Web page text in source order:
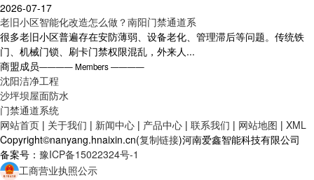
2026-07-17
老旧小区智能化改造怎么做？南阳门禁通道系
很多老旧小区普遍存在安防薄弱、设备老化、管理滞后等问题。传统铁
门、机械门锁、刷卡门禁权限混乱，外来人...
商盟成员———— Members ————
沈阳洁净工程
沙坪坝屋面防水
门禁通道系统
网站首页 | 关于我们 | 新闻中心 | 产品中心 | 联系我们 | 网站地图 | XML
Copyright©nanyang.hnaixin.cn(复制链接)河南爱鑫智能科技有限公司
备案号： 豫ICP备15022324号-1
工商营业执照公示